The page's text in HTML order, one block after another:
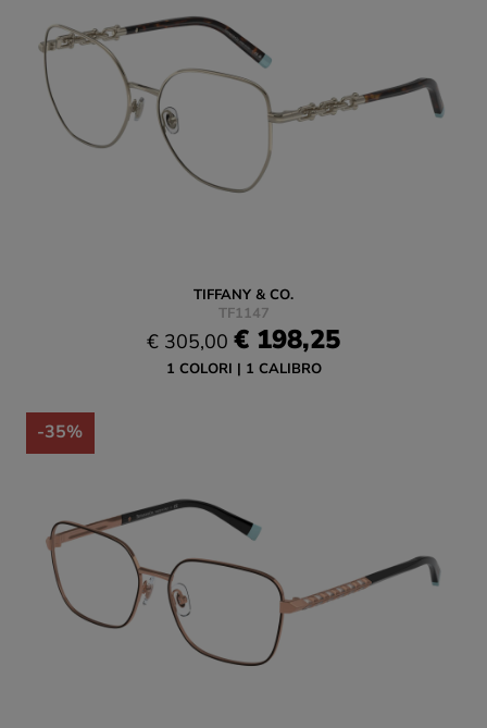
TIFFANY & CO.
TF1147
€ 305,00 € 198,25
1 COLORI 1 CALIBRO
-35%